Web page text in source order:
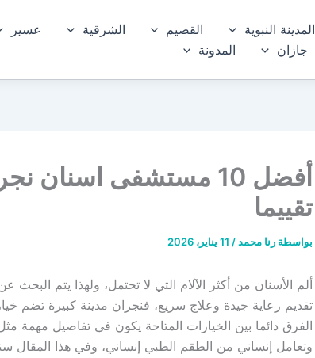
المدينة النبوية القصيم الشرقية عسير
جازان المدونة
أفضل 10 مستشفى
تقييما
بواسطة رنا محمد/ 11 يناير، 2026
ألم الأسنان من أكثر الآلام التي لا تحتمل، ولهذا يتم
تقديم رعاية جيدة وعلاج سريع، فنجران مدينة كبيرة تضم
الفرق دائما بين الخيارات المتاحة يكون في تفاصيل مهمة
وتعامل إنساني من الطقم الطبي إنساني، وفي هذا